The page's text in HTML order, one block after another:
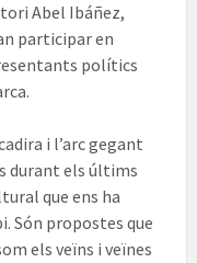
Abel Ibáñez,
participar en
polítics
i l’arc gegant
durant els últims
que ens ha
Són propostes que
els veïns i veïnes